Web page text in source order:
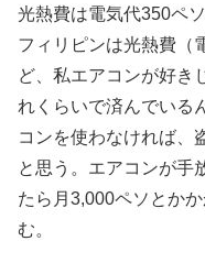
光熱費は電気代350ペ
フィリピンは光熱費（
ど、私エアコンが好き
れくらいで済んでいる
コンを使わなければ、
と思う。エアコンが手
たら月3,000ペソとか
む。